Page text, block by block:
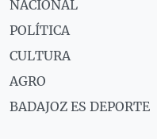
NACIONAL
POLÍTICA
CULTURA
AGRO
BADAJOZ ES DEPORTE